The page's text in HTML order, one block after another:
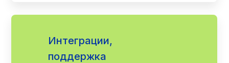
Интеграции,
поддержка